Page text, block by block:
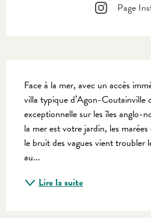
Page
Face à la mer, avec un accès
villa typique d’Agon-Coutainville
exceptionnelle sur les îles anglo-
la mer est votre jardin, les
le bruit des vagues vient troubler
au...
Lire la suite